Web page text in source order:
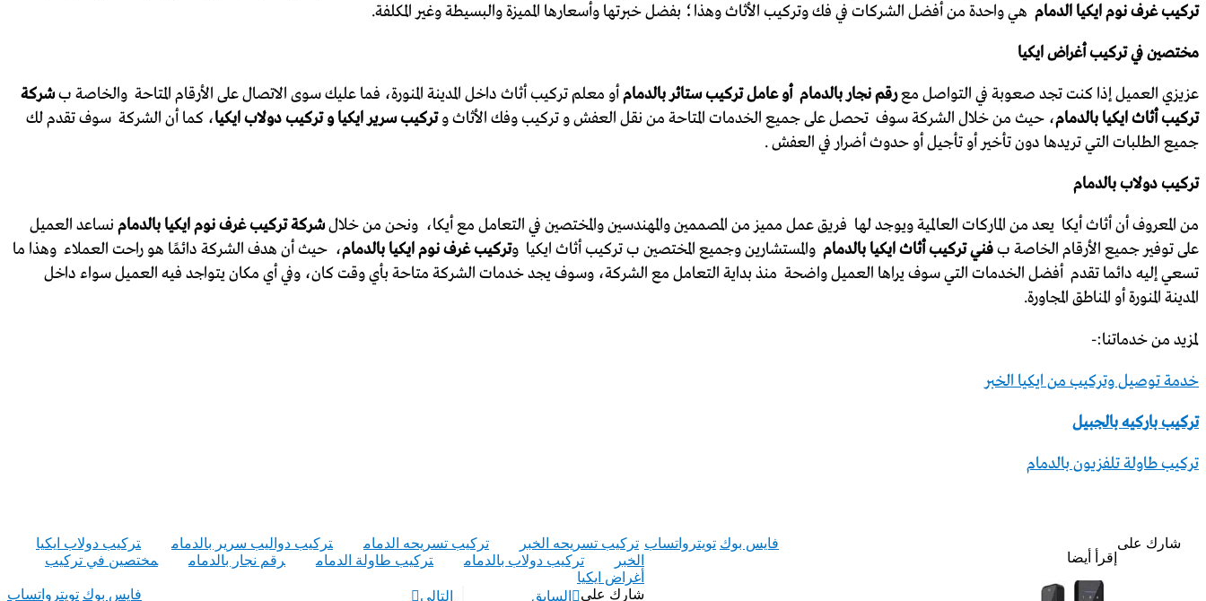
تركيب غرف نوم ايكيا الدمام هي واحدة من أفضل الشركات في فك وتركيب الأثاث وهذا؛ بفضل خبرتها وأسعارها المميزة والبسيطة وغير المكلفة.
مختصين في تركيب أغراض ايكيا
عزيزي العميل إذا كنت تجد صعوبة في التواصل معرقم نجار بالدمام أو عامل تركيب ستائر بالدمام أو معلم تركيب أثاث داخل المدينة المنورة، فما عليك سوى الاتصال على الأرقام المتاحة والخاصة بشركة
تركيب أثاث ايكيا بالدمام، حيث من خلال الشركة سوف تحصل على جميع الخدمات المتاحة من نقل العفش و تركيب وفك الأثاث وتركيب سرير ايكيا و تركيب دولاب ايكيا، كما أن الشركة سوف تقدم لك
جميع الطلبات التي تريدها دون تأخير أو تأجيل أو حدوث أضرار في العفش .
تركيب دولاب بالدمام
من المعروف أن أثاث أيكا يعد من الماركات العالمية ويوجد لها فريق عمل مميز من المصممين والمهندسين والمختصين في التعامل مع أيكا، ونحن من خلالشركة تركيب غرف نوم ايكيا بالدمام نساعد العميل
على توفير جميع الأرقام الخاصة بفني تركيب أثاث ايكيا بالدمام والمستشارين وجميع المختصين ب تركيب أثاث ايكيا وتركيب غرف نوم ايكيا بالدمام، حيث أن هدف الشركة دائمًا هو راحت العملاء وهذا ما
تسعي إليه دائما تقدم أفضل الخدمات التي سوف يراها العميل واضحة منذ بداية التعامل مع الشركة، وسوف يجد خدمات الشركة متاحة بأي وقت كان، وفي أي مكان يتواجد فيه العميل سواء داخل
المدينة المنورة أو المناطق المجاورة.
لمزيد من خدماتنا:-
خدمة توصيل وتركيب من ايكيا الخبر
تركيب باركيه بالجبيل
تركيب طاولة تلفزيون بالدمام
شارك على فايس بوك تويتر واتساب
إقرأ أيضا
تركيب تسريحه الخبر تركيب تسريحه الدمام تركيب دواليب سرير بالدمام
تركيب دولاب ايكيا
الخبر
تركيب دولاب بالدمام تركيب طاولة الدمام رقم نجار بالدمام
مختصين في تركيب
أغراض ايكيا
شارك على
فايس بوك تويتر واتساب السابق التالي